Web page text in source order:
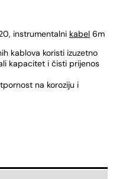
instrumentalni kabel 6m
kablova koristi izuzetno
kapacitet i čisti prijenos
na koroziju i